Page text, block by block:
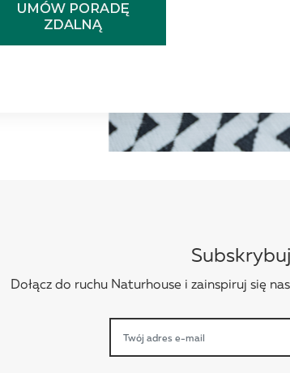
Dołącz do ruchu Naturhouse i zainspiruj się